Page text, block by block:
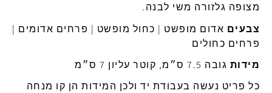
מצופה גלזורה משי לבנה.
צבעים אדום מופשט | כחול מופשט | פרחים אדומים |
פרחים כחולים
מידות גובה 7.5 ס״מ, קוטר עליון 7 ס״מ
כל פריט נעשה בעבודת יד ולכן המידות הן קו מנחה